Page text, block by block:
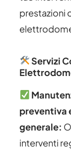
prestazioni
Servizi
preventiva
generale:
interventi